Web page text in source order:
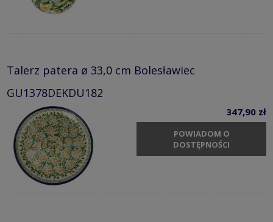
Talerz patera ø 33,0 cm Bolesławiec
GU1378DEKDU182
347,90 zł
POWIADOM O
DOSTĘPNOŚCI